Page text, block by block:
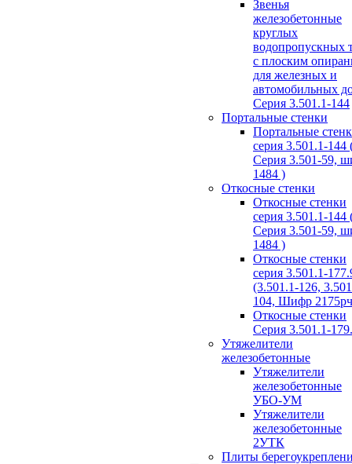
Звенья
железобетонные
круглых
водопропускных
с плоским
для железных и
автомобильных
Серия 3.501.1-144
Портальные стенки
Портальные
серия 3.501.1-144
Серия 3.501-59,
1484 )
Откосные стенки
Откосные стенки
серия 3.501.1-144
Серия 3.501-59,
1484 )
Откосные стенки
серия 3.501.1-
(3.501.1-126,
104, Шифр
Откосные стенки
Серия 3.501.1-
Утяжелители
железобетонные
Утяжелители
железобетонные
УБО-УМ
Утяжелители
железобетонные
2УТК
Плиты